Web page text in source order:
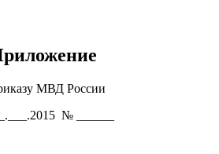
МВД России
№ ______